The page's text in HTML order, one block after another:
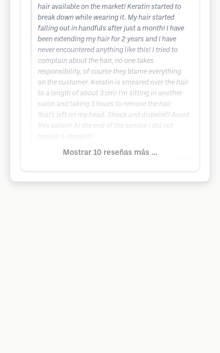
hair available on the market! Keratin started to
break down while wearing it. My hair started
falling out in handfuls after just a month! I have
been extending my hair for 2 years and I have
never encountered anything like this! I tried to
complain about the hair, no one takes
responsibility, of course they blame everything
on the customer. Keratin is smeared over the hair
to a length of about 3 cm! I'm sitting in another
salon and taking 3 hours to remove the hair
that's left on my head. Shock and disbelief! Avoid
this salon!! At the end of the service I did not
receive a receipt!!!
Mostrar 10 reseñas más ...